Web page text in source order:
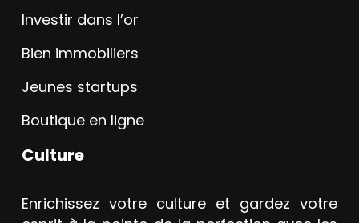
Investir dans l’or
Bien immobiliers
Jeunes startups
Boutique en ligne
Culture
Enrichissez votre culture et gardez votre